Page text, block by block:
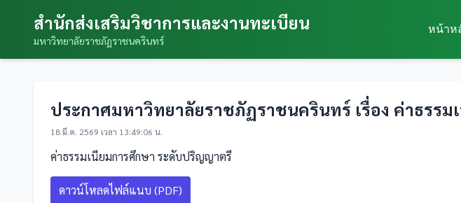
สำนักส่งเสริมวิชาการและงานทะเบียน
มหาวิทยาลัยราชภัฏราชนครินทร์
หน้าห
ประกาศมหาวิทยาลัยราชภัฏราชนครินทร์ เรื่อง ค่าธรร
18 มี.ค. 2569 เวลา 13:49:06 น.
ค่าธรรมเนียมการศึกษา ระดับปริญญาตรี
ดาวน์โหลดไฟล์แนบ (PDF)